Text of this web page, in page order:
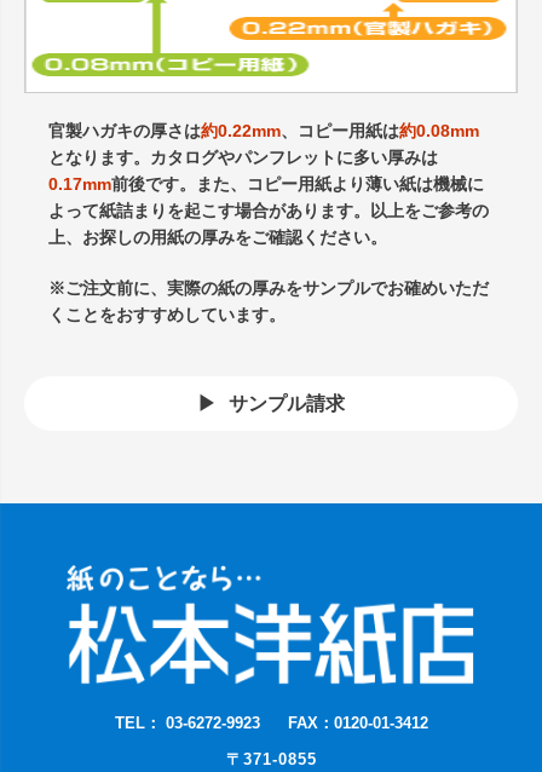
官製ハガキの厚さは約0.22mm、コピー用紙は約0.08mm
となります。カタログやパンフレットに多い厚みは
0.17mm前後です。また、コピー用紙より薄い紙は機械に
よって紙詰まりを起こす場合があります。以上をご参考の
上、お探しの用紙の厚みをご確認ください。
※ご注文前に、実際の紙の厚みをサンプルでお確めいただ
くことをおすすめしています。
サンプル請求
TEL： 03-6272-9923
FAX：0120-01-3412
〒371-0855